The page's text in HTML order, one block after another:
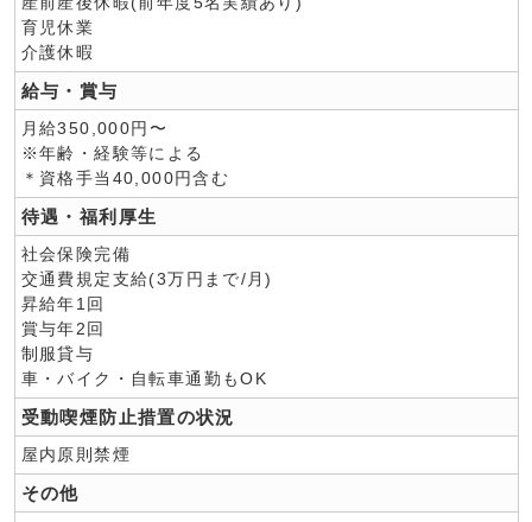
育児休業
介護休暇
給与・賞与
月給350,000円〜
※年齢・経験等による
＊資格手当40,000円含む
待遇・福利厚生
社会保険完備
交通費規定支給(3万円まで/月)
昇給年1回
賞与年2回
制服貸与
車・バイク・自転車通勤もOK
受動喫煙防止措置の状況
屋内原則禁煙
その他